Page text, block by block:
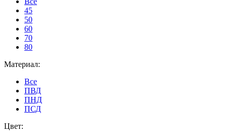
45
50
60
70
80
Материал:
Все
ПВД
ПНД
ПСД
Цвет: